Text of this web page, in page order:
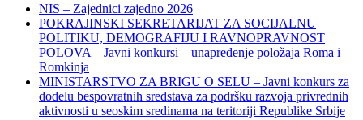
NIS – Zajednici zajedno 2026
POKRAJINSKI SEKRETARIJAT ZA SOCIJALNU
POLITIKU, DEMOGRAFIJU I RAVNOPRAVNOST
POLOVA – Javni konkursi – unapređenje položaja Roma i
Romkinja
MINISTARSTVO ZA BRIGU O SELU – Javni konkurs za
dodelu bespovratnih sredstava za podršku razvoja privrednih
aktivnosti u seoskim sredinama na teritoriji Republike Srbije